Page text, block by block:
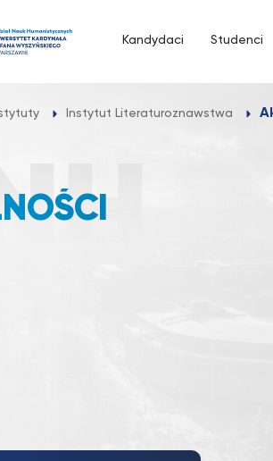
Kandydaci Studenci
Instytut Literaturoznawstwa